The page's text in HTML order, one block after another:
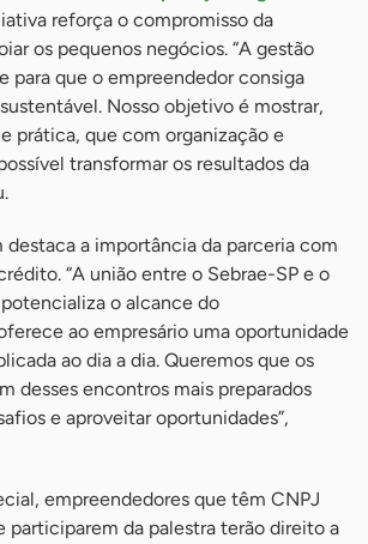
reforça o compromisso da
os pequenos negócios. “A gestão
para que o empreendedor consiga
Nosso objetivo é mostrar,
prática, que com organização e
transformar os resultados da
a importância da parceria com
“A união entre o Sebrae-SP e o
o alcance do
ao empresário uma oportunidade
ao dia a dia. Queremos que os
desses encontros mais preparados
e aproveitar oportunidades”,
empreendedores que têm CNPJ
participarem da palestra terão direito a